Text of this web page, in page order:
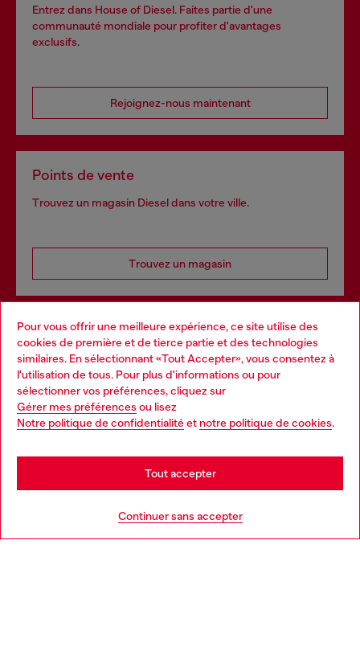
Pour vous offrir une meilleure expérience, ce site utilise des
cookies de première et de tierce partie et des technologies
similaires. En sélectionnant «Tout Accepter», vous consentez à
l'utilisation de tous. Pour plus d'informations ou pour
sélectionner vos préférences, cliquez sur
Gérer mes préférences ou lisez
Notre politique de confidentialitéet notre politique de cookies.
Continuer sans accepter
Tout accepter
Entrez dans House of Diesel. Faites partie d'une
communauté mondiale pour profiter d'avantages
exclusifs.
Rejoignez-nous maintenant
Points de vente
Trouvez un magasin Diesel dans votre ville.
Trouvez un magasin
Services omnicanaux
Découvrez tous nos services, en ligne et en magasin.
En savoir plus
Choose your location
You are currently browsing Belgique website, but it seems you
may be based in United States